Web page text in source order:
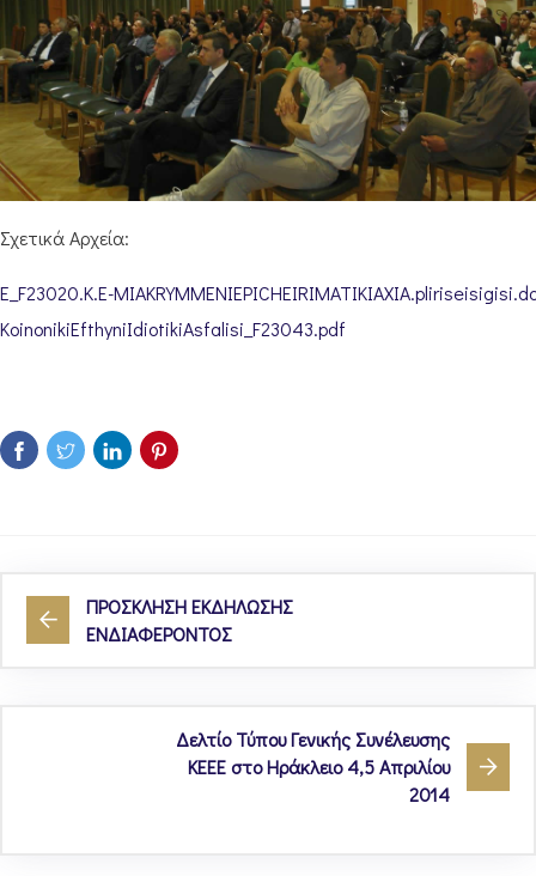
Σχετικά Αρχεία:
E_F23020.K.E-
KoinonikiEfthyniIdiotikiAsfalisi_F23043.pdf
ΠΡΟΣΚΛΗΣΗ ΕΚΔΗΛΩΣΗΣ
ΕΝΔΙΑΦΕΡΟΝΤΟΣ
Δελτίο Τύπου Γενικής Συνέλευσης
ΚΕΕΕ στο Ηράκλειο 4,5 Απριλίου
2014